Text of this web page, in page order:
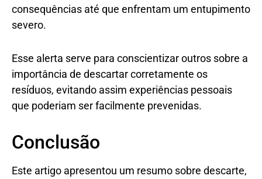
consequências até que enfrentam um entupimento
severo.
Esse alerta serve para conscientizar outros sobre a
importância de descartar corretamente os
resíduos, evitando assim experiências pessoais
que poderiam ser facilmente prevenidas.
Conclusão
Este artigo apresentou um resumo sobre descarte,